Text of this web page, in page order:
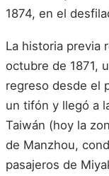
1874, en el
La historia previa
octubre de 1871,
regreso desde el
un tifón y llegó a
Taiwán (hoy la
de Manzhou,
pasajeros de